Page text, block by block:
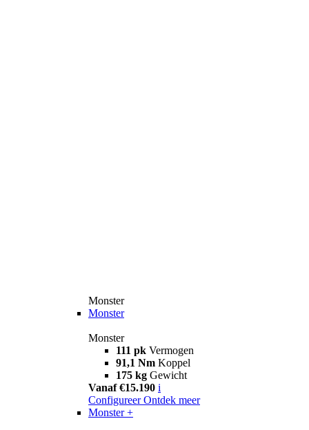
Monster
Monster
Monster
111 pk Vermogen
91,1 Nm Koppel
175 kg Gewicht
Vanaf €15.190 i
Configureer Ontdek meer
Monster +